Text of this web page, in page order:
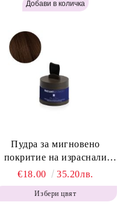
Powder - Light Brown H644
Пудра за мигновено
покритие на израснали
корени Кафяво - Labor Pro
Instant Retouch Powder -
Brown H642
€18.00 35.20лв.
Избери цвят